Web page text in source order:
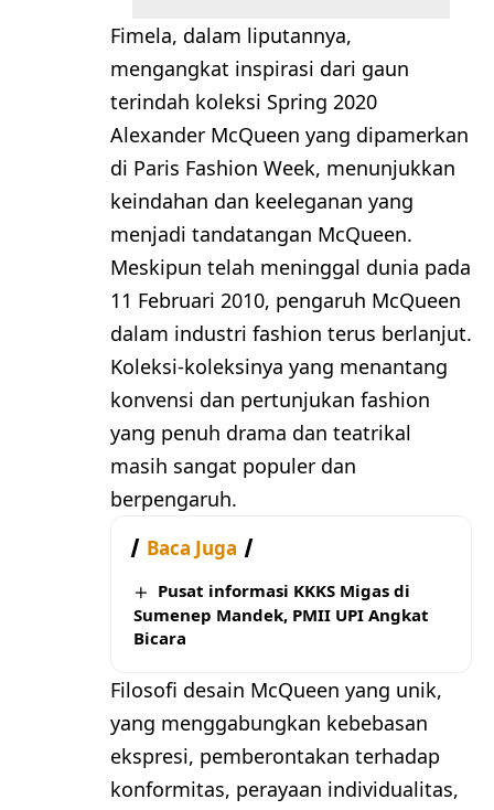
Fimela, dalam liputannya,
mengangkat inspirasi dari gaun
terindah koleksi Spring 2020
Alexander McQueen yang dipamerkan
di Paris Fashion Week, menunjukkan
keindahan dan keeleganan yang
menjadi tandatangan McQueen.
Meskipun telah meninggal dunia pada
11 Februari 2010, pengaruh McQueen
dalam industri fashion terus berlanjut.
Koleksi-koleksinya yang menantang
konvensi dan pertunjukan fashion
yang penuh drama dan teatrikal
masih sangat populer dan
berpengaruh.
Baca Juga
Pusat informasi KKKS Migas di
Sumenep Mandek, PMII UPI Angkat
Bicara
Filosofi desain McQueen yang unik,
yang menggabungkan kebebasan
ekspresi, pemberontakan terhadap
konformitas, perayaan individualitas,